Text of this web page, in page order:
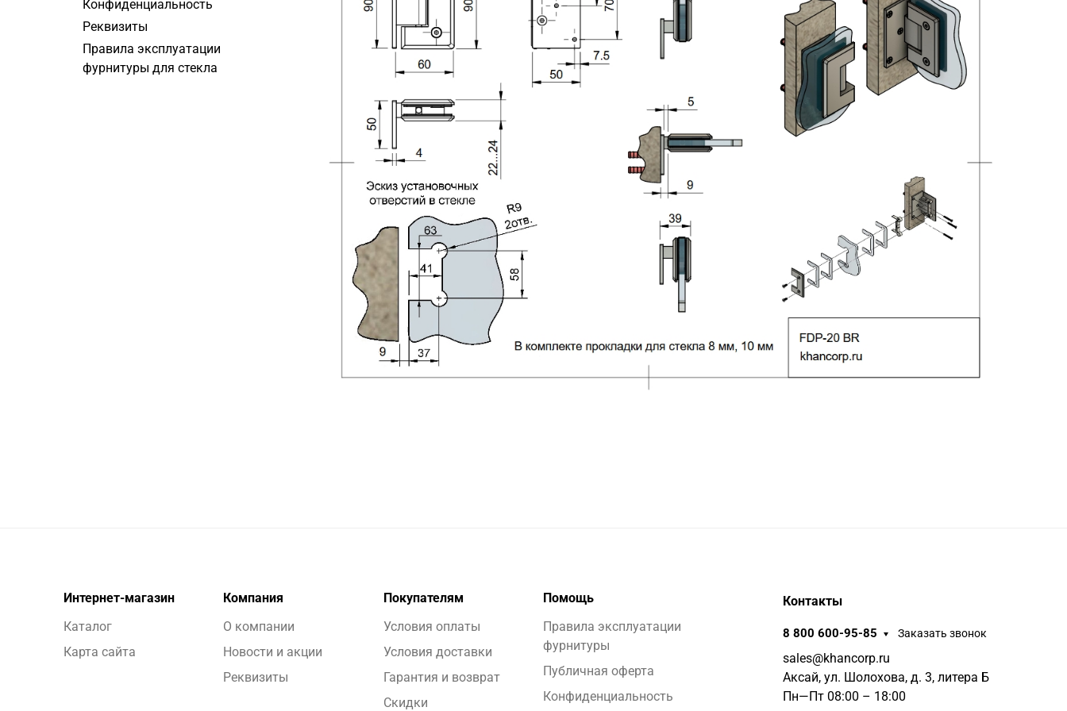
Конфиденциальность
Реквизиты
Правила эксплуатации
фурнитуры для стекла
Интернет-магазин
Каталог
Карта сайта
Компания
О компании
Новости и акции
Реквизиты
Покупателям
Условия оплаты
Условия доставки
Гарантия и возврат
Скидки
Помощь
Правила эксплуатации
фурнитуры
Публичная оферта
Конфиденциальность
Контакты
8 800 600-95-85 Заказать звонок
sales@khancorp.ru
Аксай, ул. Шолохова, д. 3, литера Б
Пн—Пт 08:00 – 18:00